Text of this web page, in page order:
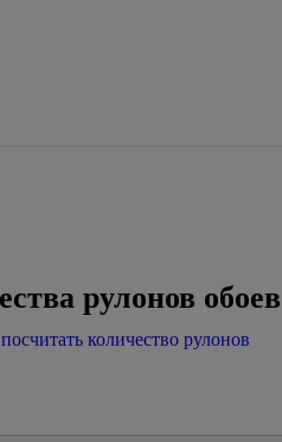
рулонов обоев
количество рулонов